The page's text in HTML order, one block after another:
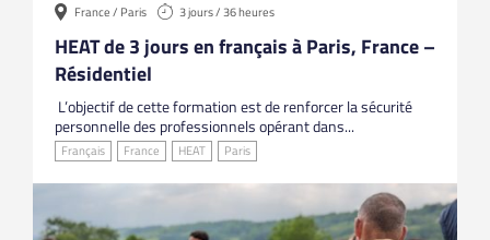
France / Paris 3 jours / 36 heures
HEAT de 3 jours en français à Paris, France –
Résidentiel
L’objectif de cette formation est de renforcer la sécurité
personnelle des professionnels opérant dans...
Français France HEAT Paris